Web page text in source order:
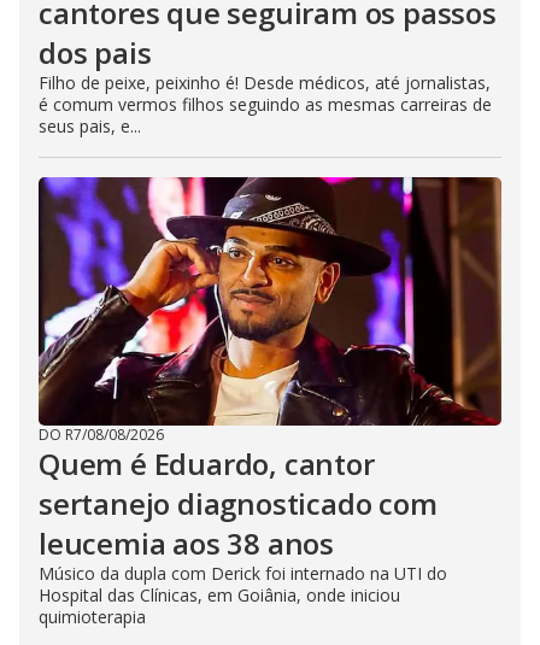
cantores que seguiram os passos
dos pais
Filho de peixe, peixinho é! Desde médicos, até jornalistas,
é comum vermos filhos seguindo as mesmas carreiras de
seus pais, e...
DO R7/08/08/2026
Quem é Eduardo, cantor
sertanejo diagnosticado com
leucemia aos 38 anos
Músico da dupla com Derick foi internado na UTI do
Hospital das Clínicas, em Goiânia, onde iniciou
quimioterapia